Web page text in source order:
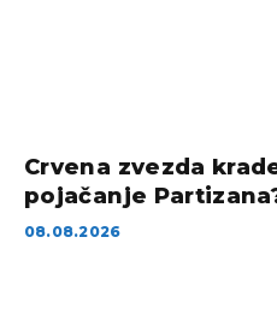
Crvena zvezda
pojačanje
08.08.2026